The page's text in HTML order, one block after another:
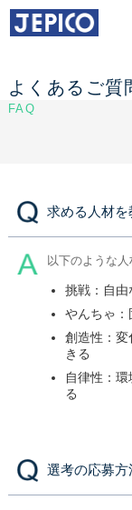
よくあるご質
FAQ
求める人材
以下のような人
挑戦：自由
やんちゃ：
創造性：変
きる
自律性：
る
選考の応募